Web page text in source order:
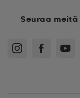
Seuraa meitä